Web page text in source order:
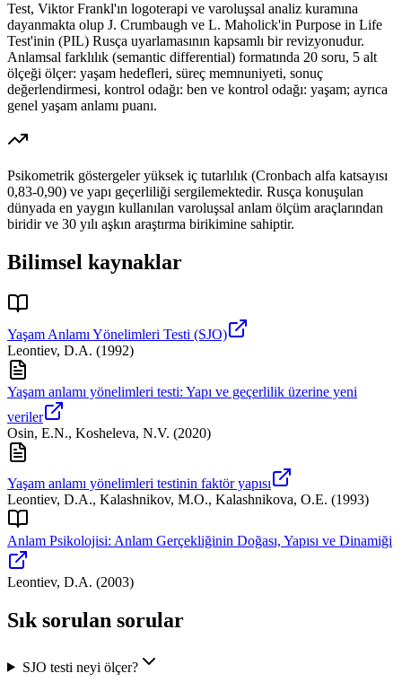
Test, Viktor Frankl'ın logoterapi ve varoluşsal analiz kuramına
dayanmakta olup J. Crumbaugh ve L. Maholick'in Purpose in Life
Test'inin (PIL) Rusça uyarlamasının kapsamlı bir revizyonudur.
Anlamsal farklılık (semantic differential) formatında 20 soru, 5 alt
ölçeği ölçer: yaşam hedefleri, süreç memnuniyeti, sonuç
değerlendirmesi, kontrol odağı: ben ve kontrol odağı: yaşam; ayrıca
genel yaşam anlamı puanı.
Psikometrik göstergeler yüksek iç tutarlılık (Cronbach alfa katsayısı
0,83-0,90) ve yapı geçerliliği sergilemektedir. Rusça konuşulan
dünyada en yaygın kullanılan varoluşsal anlam ölçüm araçlarından
biridir ve 30 yılı aşkın araştırma birikimine sahiptir.
Bilimsel kaynaklar
Yaşam Anlamı Yönelimleri Testi (SJO)
Leontiev, D.A. (1992)
Yaşam anlamı yönelimleri testi: Yapı ve geçerlilik üzerine yeni
veriler
Osin, E.N., Kosheleva, N.V. (2020)
Yaşam anlamı yönelimleri testinin faktör yapısı
Leontiev, D.A., Kalashnikov, M.O., Kalashnikova, O.E. (1993)
Anlam Psikolojisi: Anlam Gerçekliğinin Doğası, Yapısı ve Dinamiği
Leontiev, D.A. (2003)
Sık sorulan sorular
SJO testi neyi ölçer?